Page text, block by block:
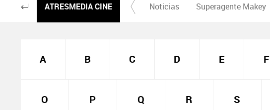
ATRESMEDIA CINE Noticias Superagente Makey
A B C D E F
O P Q R S